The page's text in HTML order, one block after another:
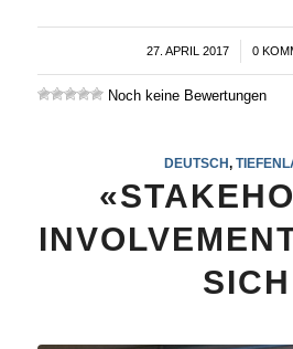
27. APRIL 2017
/ 0
Noch keine Bewertungen
DEUTSCH,
SICH